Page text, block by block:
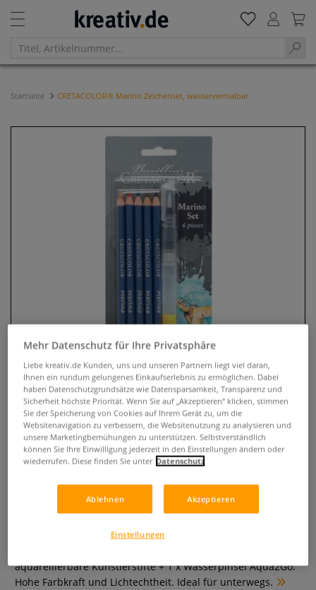
Startseite CRETACOLOR® Marino Zeichenset, wasservermalbar
Zeichenset, wasservermalbar
aquarellierbare Künstlerstifte + 1 x Wasserpinsel Aqua2Go.
Hohe Farbkraft und Lichtechtheit. Ideal für unterwegs.
Mehr Datenschutz für Ihre Privatsphäre
Liebe kreativ.de Kunden, uns und unseren Partnern liegt viel daran,
Ihnen ein rundum gelungenes Einkaufserlebnis zu ermöglichen. Dabei
haben Datenschutzgrundsätze wie Datensparsamkeit, Transparenz und
Sicherheit höchste Priorität. Wenn Sie auf „Akzeptieren“ klicken, stimmen
Sie der Speicherung von Cookies auf Ihrem Gerät zu, um die
Websitenavigation zu verbessern, die Websitenutzung zu analysieren und
unsere Marketingbemühungen zu unterstützen. Selbstverständlich
können Sie Ihre Einwilligung jederzeit in den Einstellungen ändern oder
wiederrufen. Diese finden Sie unter Datenschutz
Ablehnen Akzeptieren
Einstellungen